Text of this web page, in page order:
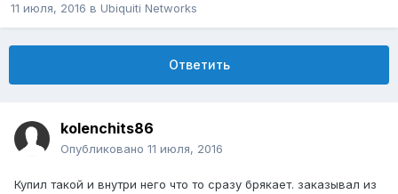
11 июля, 2016 в Ubiquiti Networks
Ответить
kolenchits86
Опубликовано 11 июля, 2016
Купил такой и внутри него что то сразу брякает. заказывал из